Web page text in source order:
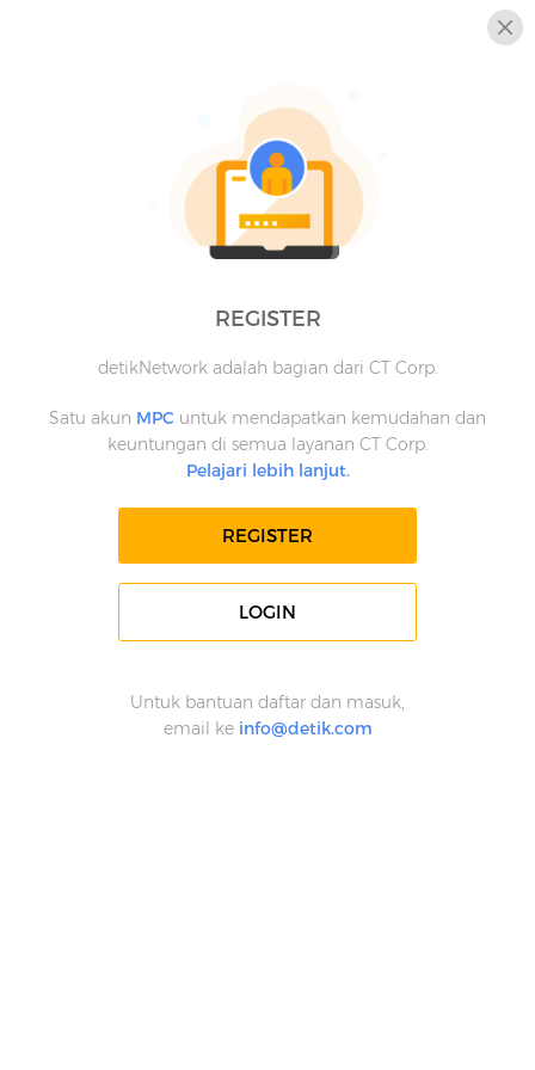
REGISTER
detikNetwork adalah bagian dari CT Corp.
Satu akun MPC untuk mendapatkan kemudahan dan
keuntungan di semua layanan CT Corp.
Pelajari lebih lanjut.
REGISTER
LOGIN
Untuk bantuan daftar dan masuk,
email ke info@detik.com